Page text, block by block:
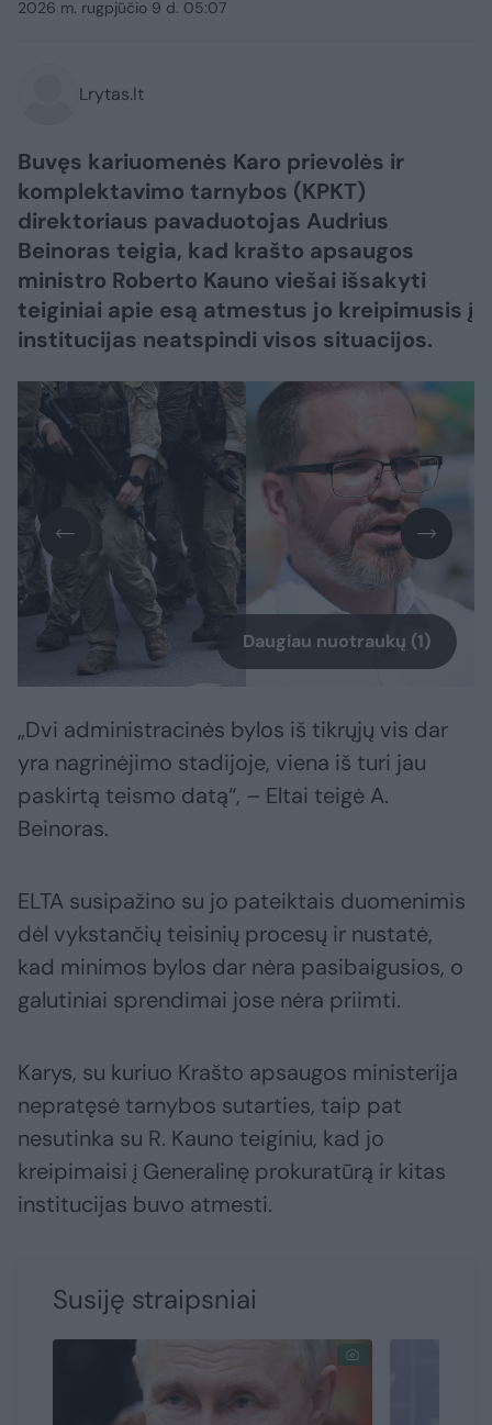
2026 m. rugpjūčio 9 d. 05:07
Lrytas.lt
Buvęs kariuomenės Karo prievolės ir
komplektavimo tarnybos (KPKT)
direktoriaus pavaduotojas Audrius
Beinoras teigia, kad krašto apsaugos
ministro Roberto Kauno viešai išsakyti
teiginiai apie esą atmestus jo kreipimusis į
institucijas neatspindi visos situacijos.
Daugiau nuotraukų (1)
„Dvi administracinės bylos iš tikrųjų vis dar
yra nagrinėjimo stadijoje, viena iš turi jau
paskirtą teismo datą“, – Eltai teigė A.
Beinoras.
ELTA susipažino su jo pateiktais duomenimis
dėl vykstančių teisinių procesų ir nustatė,
kad minimos bylos dar nėra pasibaigusios, o
galutiniai sprendimai jose nėra priimti.
Karys, su kuriuo Krašto apsaugos ministerija
nepratęsė tarnybos sutarties, taip pat
nesutinka su R. Kauno teiginiu, kad jo
kreipimaisi į Generalinę prokuratūrą ir kitas
institucijas buvo atmesti.
Susiję straipsniai